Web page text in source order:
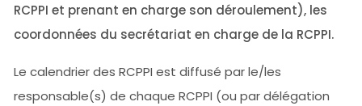
RCPPI et prenant en charge son déroulement), les
coordonnées du secrétariat en charge de la RCPPI.
Le calendrier des RCPPI est diffusé par le/les
responsable(s) de chaque RCPPI (ou par délégation